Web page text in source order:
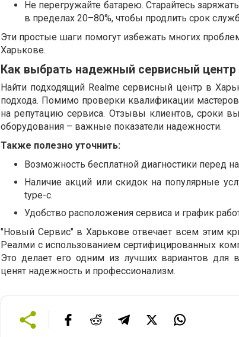
Не перегружайте батарею. Старайтесь
в пределах 20–80%, чтобы продлить срок
Эти простые шаги помогут избежать многих
Харькове.
Как выбрать надежный сервисный центр
Найти подходящий Realme сервисный центр в
подхода. Помимо проверки квалификации мастеров
на репутацию сервиса. Отзывы клиентов, сроки
оборудования – важные показатели надежности.
Также полезно уточнить:
Возможность бесплатной диагностики перед
Наличие акций или скидок на популярные
type-c.
Удобство расположения сервиса и график
"Новый Сервис" в Харькове отвечает всем этим
Реалми с использованием сертифицированных
Это делает его одним из лучших вариантов для
ценят надежность и профессионализм.